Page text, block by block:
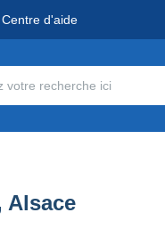
Centre d'aide
Alsace